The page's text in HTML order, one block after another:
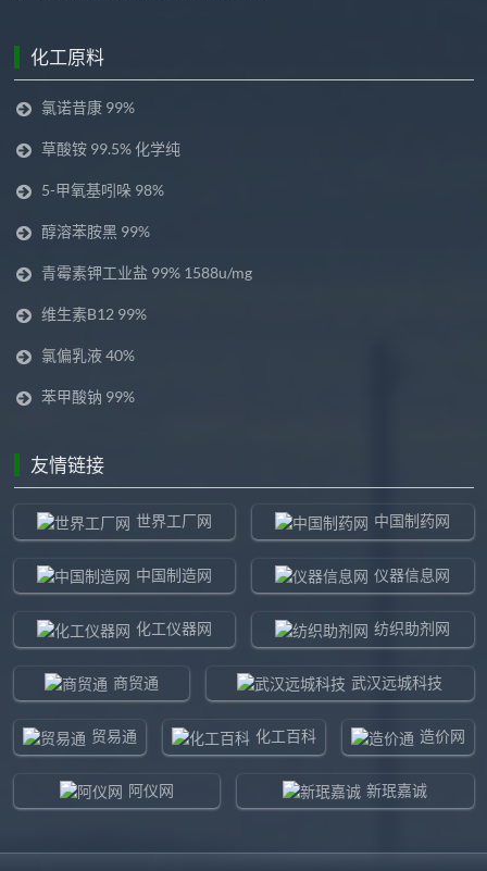
化工原料
氯诺昔康 99%
草酸铵 99.5% 化学纯
5-甲氧基吲哚 98%
醇溶苯胺黑 99%
青霉素钾工业盐 99% 1588u/mg
维生素B12 99%
氯偏乳液 40%
苯甲酸钠 99%
友情链接
世界工厂网 中国制药网
中国制造网 仪器信息网
化工仪器网 纺织助剂网
商贸通 武汉远城科技
贸易通 化工百科 造价网
阿仪网 新珉嘉诚